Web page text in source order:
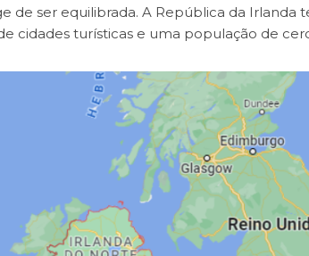
de ser equilibrada. A República da Irlanda
cidades turísticas e uma população de